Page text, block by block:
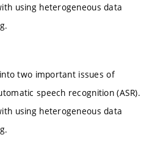
using heterogeneous data
two important issues of
speech recognition (ASR).
using heterogeneous data